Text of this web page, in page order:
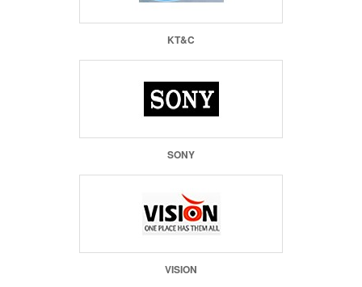
KT&C
SONY
VISION